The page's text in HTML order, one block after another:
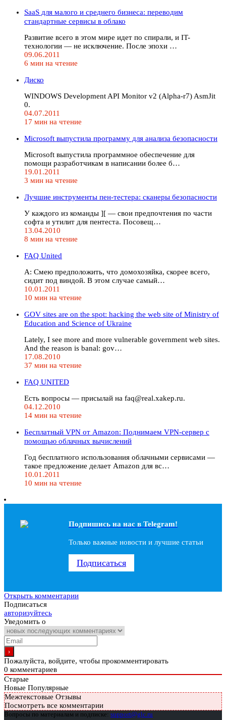
SaaS для малого и среднего бизнеса: переводим
стандартные сервисы в облако
Развитие всего в этом мире идет по спирали, и IT-
технологии — не исключение. После эпохи …
09.06.2011
6 мин на чтение
Диско
WINDOWS Development API Monitor v2 (Alpha-r7) AsmJit
0.
04.07.2011
17 мин на чтение
Microsoft выпустила программу для анализа безопасности
Microsoft выпустила программное обеспечение для
помощи разработчикам в написании более б…
19.01.2011
3 мин на чтение
Лучшие инструменты пен-тестера: сканеры безопасности
У каждого из команды ][ — свои предпочтения по части
софта и утилит для пентеста. Посовещ…
13.04.2010
8 мин на чтение
FAQ United
A: Смею предположить, что домохозяйка, скорее всего,
сидит под виндой. В этом случае самый…
10.01.2011
10 мин на чтение
GOV sites are on the spot: hacking the web site of Ministry of
Education and Science of Ukraine
Lately, I see more and more vulnerable government web sites.
And the reason is banal: gov…
17.08.2010
37 мин на чтение
FAQ UNITED
Есть вопросы — присылай на faq@real.xakep.ru.
04.12.2010
14 мин на чтение
Бесплатный VPN от Amazon: Поднимаем VPN-сервер с
помощью облачных вычислений
Год бесплатного использования облачными сервисами —
такое предложение делает Amazon для вс…
10.01.2011
10 мин на чтение
Подпишись на наc в Telegram!
Только важные новости и лучшие статьи
Подписаться
Открыть комментарии
Подписаться
авторизуйтесь
Уведомить о
Пожалуйста, войдите, чтобы прокомментировать
0 комментариев
Старые
Новые Популярные
Межтекстовые Отзывы
Посмотреть все комментарии
Вопросы по материалам и подписке: support@glc.ru